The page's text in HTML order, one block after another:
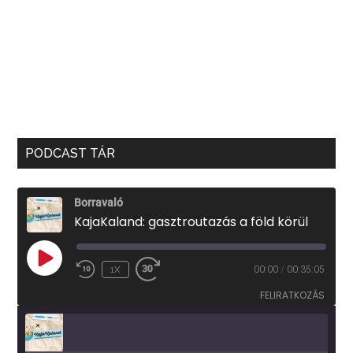
PODCAST TÁR
Borravaló
KajaKaland: gasztroutazás a föld körül
PLAY
EPISODE
1X 00:00 / 00:35:05
FELIRATKOZÁS